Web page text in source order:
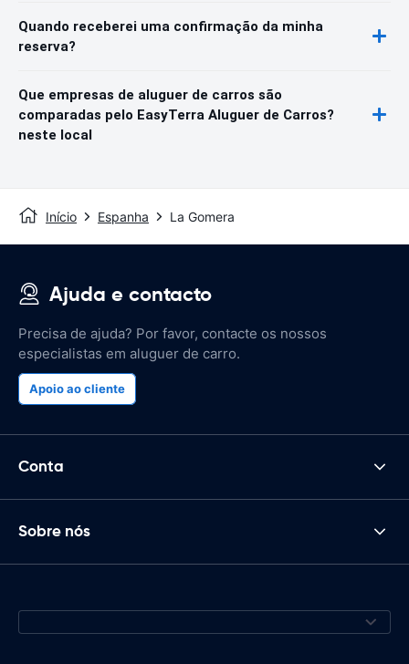
Quando receberei uma confirmação da minha
reserva?
Que empresas de aluguer de carros são
comparadas pelo EasyTerra Aluguer de Carros?
neste local
Início Espanha La Gomera
Ajuda e contacto
Precisa de ajuda? Por favor, contacte os nossos
especialistas em aluguer de carro.
Apoio ao cliente
Conta
Sobre nós